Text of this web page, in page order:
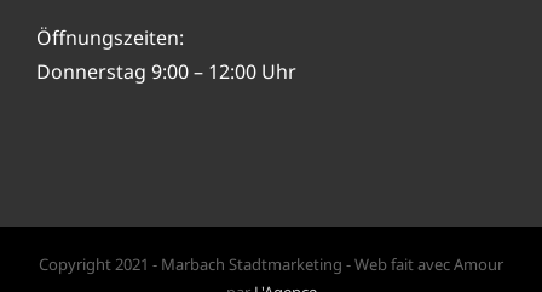
Öffnungszeiten:
Donnerstag 9:00 – 12:00 Uhr
Copyright 2021 - Marbach Stadtmarketing - Web fait avec Amour